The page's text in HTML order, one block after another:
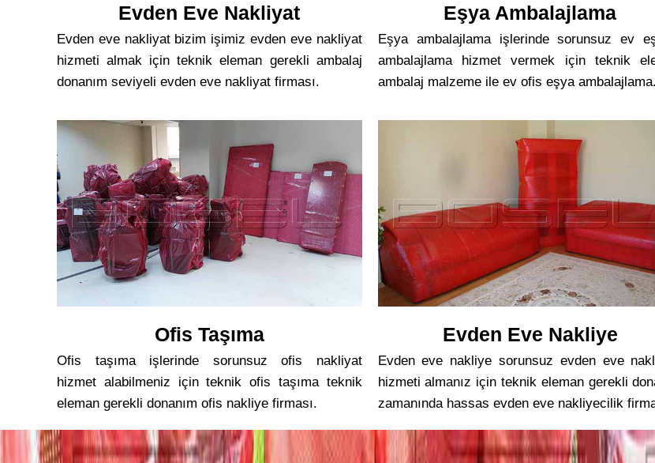
Evden Eve Nakliyat
Evden eve nakliyat bizim işimiz evden eve nakliyat
hizmeti almak için teknik eleman gerekli ambalaj
donanım seviyeli evden eve nakliyat firması.
Ofis Taşıma
Ofis taşıma işlerinde sorunsuz ofis nakliyat
hizmet alabilmeniz için teknik ofis taşıma teknik
eleman gerekli donanım ofis nakliye firması.
Eşya Ambalajlama
Eşya ambalajlama işlerinde sorunsuz ev
ambalajlama hizmet vermek için teknik
ambalaj malzeme ile ev ofis eşya ambalajlama.
Evden Eve Nakliye
Evden eve nakliye sorunsuz evden eve
hizmeti almanız için teknik eleman gerekli
zamanında hassas evden eve nakliyecilik